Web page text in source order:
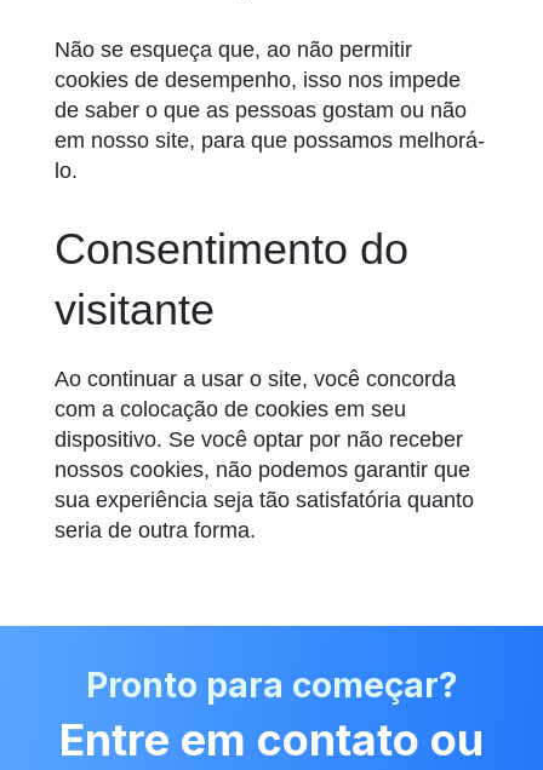
Não se esqueça que, ao não permitir
cookies de desempenho, isso nos impede
de saber o que as pessoas gostam ou não
em nosso site, para que possamos melhorá-
lo.
Consentimento do
visitante
Ao continuar a usar o site, você concorda
com a colocação de cookies em seu
dispositivo. Se você optar por não receber
nossos cookies, não podemos garantir que
sua experiência seja tão satisfatória quanto
seria de outra forma.
Pronto para começar?
Entre em contato ou